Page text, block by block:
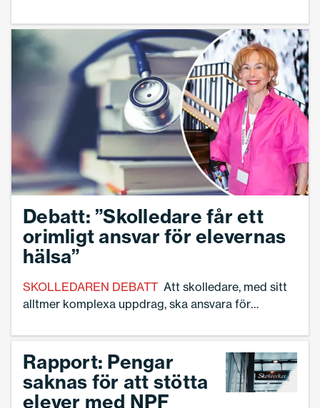
uppdraget.
Debatt: ”Skolledare får ett
orimligt ansvar för elevernas
hälsa”
SKOLLEDAREN DEBATT Att skolledare, med sitt
alltmer komplexa uppdrag, ska ansvara för
emerita Sophie Ekman Wretlind.
Rapport: Pengar
saknas för att stötta
elever med NPF